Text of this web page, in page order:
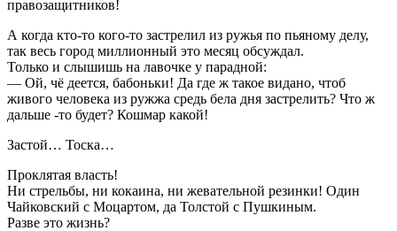
правозащитников!
А когда кто-то кого-то застрелил из ружья по пьяному делу,
так весь город миллионный это месяц обсуждал.
Только и слышишь на лавочке у парадной:
— Ой, чё деется, бабоньки! Да где ж такое видано, чтоб
живого человека из ружжа средь бела дня застрелить? Что ж
дальше -то будет? Кошмар какой!
Застой… Тоска…
Проклятая власть!
Ни стрельбы, ни кокаина, ни жевательной резинки! Один
Чайковский с Моцартом, да Толстой с Пушкиным.
Разве это жизнь?